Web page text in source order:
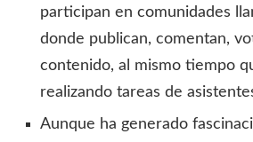
participan en comunidades
donde publican, comentan,
contenido, al mismo tiempo
realizando tareas de
Aunque ha generado